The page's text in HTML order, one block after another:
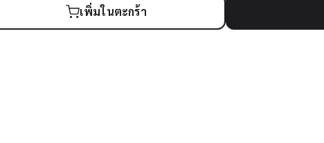
เพิ่มในตะกร้า